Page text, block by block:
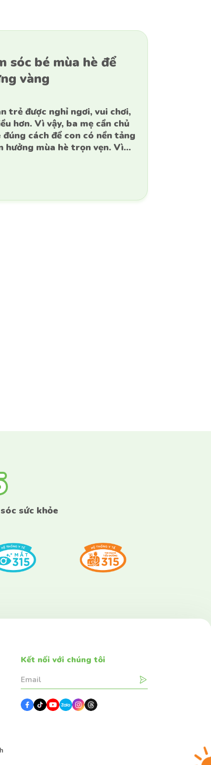
sóc bé mùa hè để
vàng
trẻ được nghỉ ngơi, vui chơi,
hơn. Vì vậy, ba mẹ cần chủ
cách để con có nền tảng
hưởng mùa hè trọn vẹn. Vì
sức khỏe
Kết nối với chúng tôi